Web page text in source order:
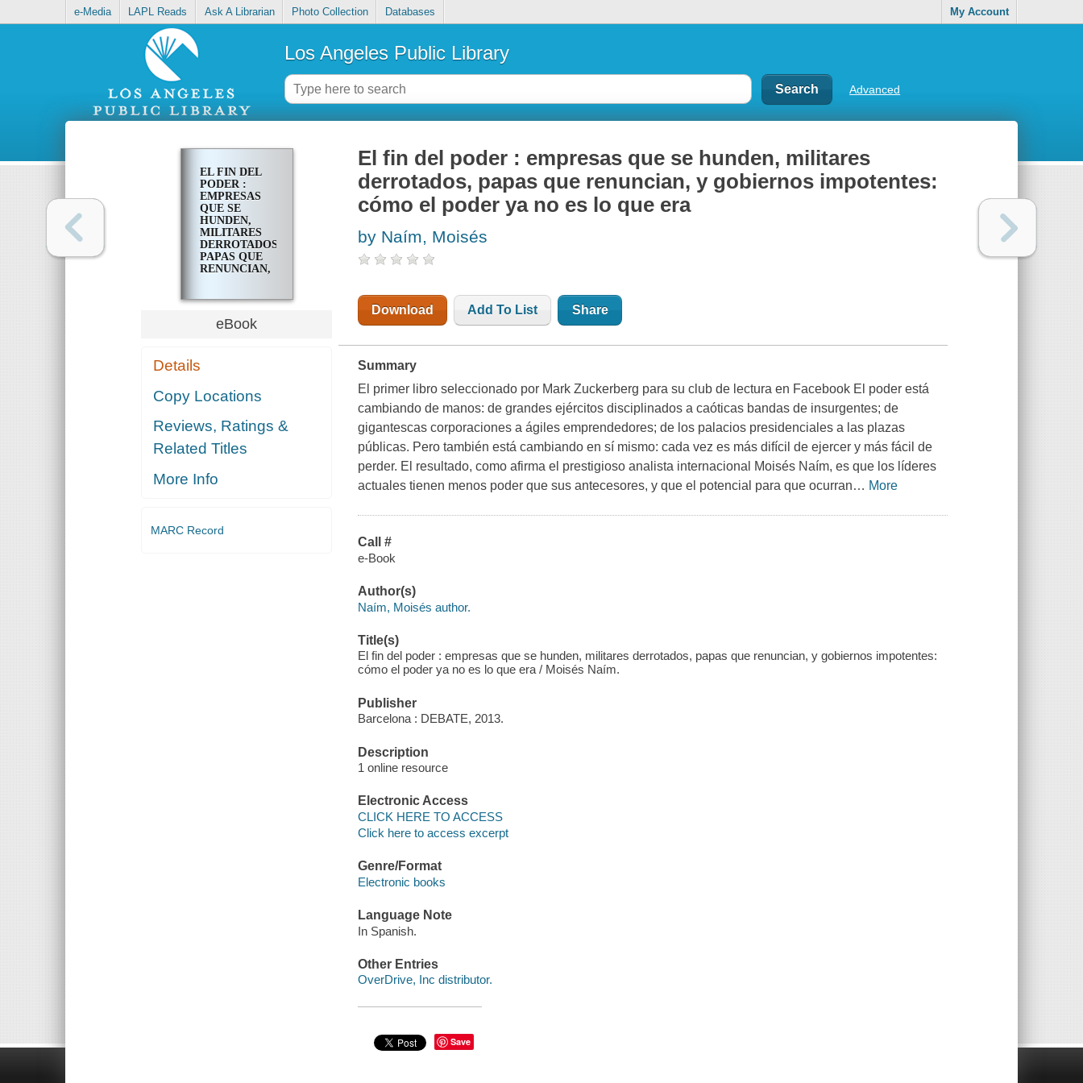
e-Media LAPL Reads Ask A Librarian Photo Collection Databases My Account
Los Angeles Public Library
Advanced
EL FIN DEL
PODER :
EMPRESAS
QUE SE
HUNDEN,
MILITARES
DERROTADOS,
PAPAS QUE
RENUNCIAN,
IMPOTENTES:
CÓMO EL
PODER YA NO
eBook
Details
Copy Locations
Reviews, Ratings &
Related Titles
More Info
MARC Record
El fin del poder : empresas que se hunden, militares
derrotados, papas que renuncian, y gobiernos impotentes:
cómo el poder ya no es lo que era
by Naím, Moisés
Download Add To List Share
Summary
El primer libro seleccionado por Mark Zuckerberg para su club de lectura en Facebook El poder está
cambiando de manos: de grandes ejércitos disciplinados a caóticas bandas de insurgentes; de
gigantescas corporaciones a ágiles emprendedores; de los palacios presidenciales a las plazas
públicas. Pero también está cambiando en sí mismo: cada vez es más difícil de ejercer y más fácil de
perder. El resultado, como afirma el prestigioso analista internacional Moisés Naím, es que los líderes
actuales tienen menos poder que sus antecesores, y que el potencial para que ocurran… More
Call #
e-Book
Author(s)
Naím, Moisés author.
Title(s)
El fin del poder : empresas que se hunden, militares derrotados, papas que renuncian, y gobiernos impotentes:
cómo el poder ya no es lo que era / Moisés Naím.
Publisher
Barcelona : DEBATE, 2013.
Description
1 online resource
Electronic Access
CLICK HERE TO ACCESS
Click here to access excerpt
Genre/Format
Electronic books
Language Note
In Spanish.
Other Entries
OverDrive, Inc distributor.
Save